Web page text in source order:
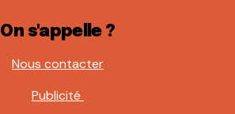
On s'appelle ?
Nous contacter
Publicité